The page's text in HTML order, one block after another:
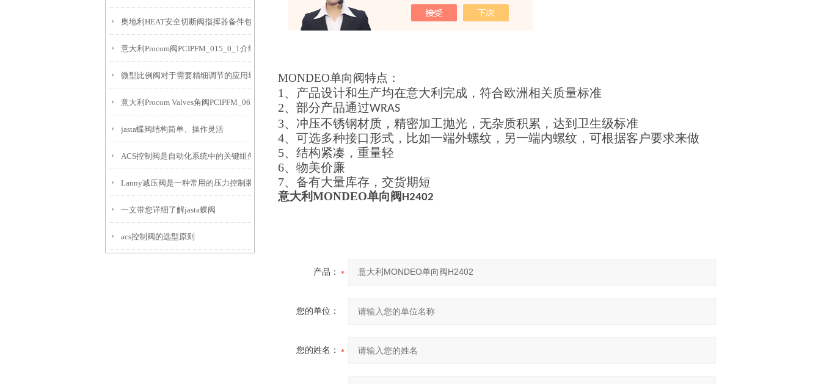
奥地利HEAT安全切断阀指挥器备件包G612-G190144介绍
意大利Procom阀PCIPFM_015_0_1介绍
微型比例阀对于需要精细调节的应用场景非常重要
意大利Procom Valves角阀PCIPFM_065_3_1介绍
jasta蝶阀结构简单、操作灵活
ACS控制阀是自动化系统中的关键组件
Lanny减压阀是一种常用的压力控制装置
一文带您详细了解jasta蝶阀
acs控制阀的选型原则
MONDEO单向阀特点：
1 、产品设计和生产均在意大利完成，符合欧洲相关质量标准
2、部分产品通过WRAS
3、冲压不锈钢材质，精密加工抛光，无杂质积累，达到卫生级标准
4、可选多种接口形式，比如一端外螺纹，另一端内螺纹，可根据客户要求来做
5、结构紧凑，重量轻
6、物美价廉
7、备有大量库存，交货期短
意大利MONDEO单向阀 H2402
产品：
您的单位：
您的姓名：